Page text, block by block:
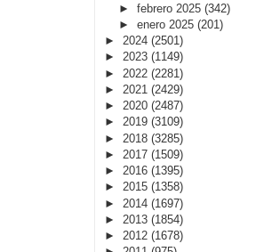
► febrero 2025 (342)
► enero 2025 (201)
► 2024 (2501)
► 2023 (1149)
► 2022 (2281)
► 2021 (2429)
► 2020 (2487)
► 2019 (3109)
► 2018 (3285)
► 2017 (1509)
► 2016 (1395)
► 2015 (1358)
► 2014 (1697)
► 2013 (1854)
► 2012 (1678)